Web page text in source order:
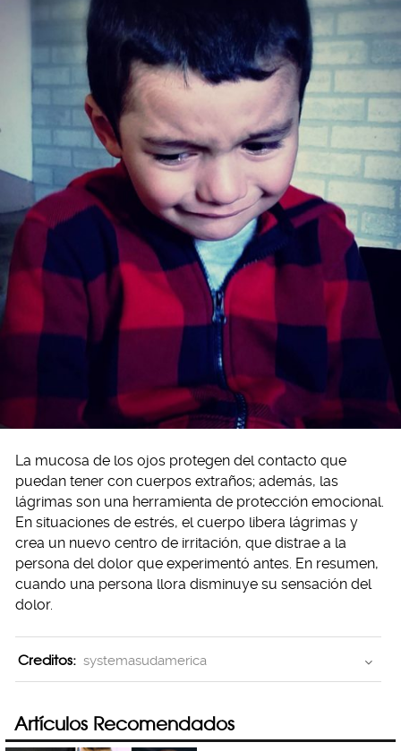
La mucosa de los ojos protegen del contacto que
puedan tener con cuerpos extraños; además, las
lágrimas son una herramienta de protección emocional.
En situaciones de estrés, el cuerpo libera lágrimas y
crea un nuevo centro de irritación, que distrae a la
persona del dolor que experimentó antes. En resumen,
cuando una persona llora disminuye su sensación del
dolor.
Creditos: systemasudamerica
Artículos Recomendados